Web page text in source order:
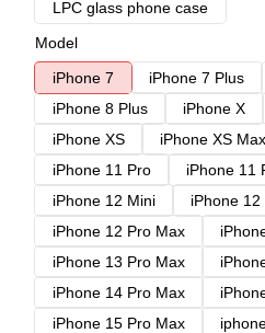
LPC glass phone case
Model
iPhone 7
iPhone 7 Plus
iPhone 8 Plus
iPhone X
iPhone XS
iPhone XS Max
iPhone 11 Pro
iPhone 11
iPhone 12 Mini
iPhone 12
iPhone 12 Pro Max
iPhone 13 Pro Max
iPhone 14 Pro Max
iPhone 15 Pro Max